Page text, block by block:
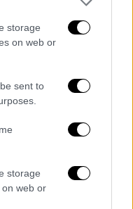
storage
on web or
sent to
storage
web or
07/08/2026
08/2026